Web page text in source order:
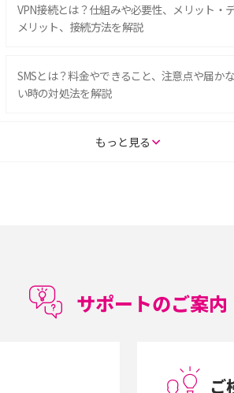
VPN接続とは？仕組みや必要性、メリット・
メリット、接続方法を解説
SMSとは？料金やできること、注意点や届か
い時の対処法を解説
iPhone 16eとiPhone 14を徹底比較！スペッ
ト・デメリットを詳しく紹介
もっと見る
サポートのご案内
ご